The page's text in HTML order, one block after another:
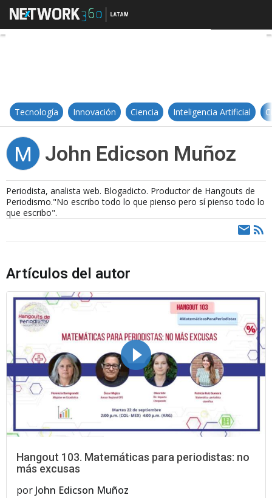
John Edicson Muñoz
Tecnología Innovación Ciencia Inteligencia Artificial
M John Edicson Muñoz
Periodista, analista web. Blogadicto. Productor de Hangouts de
Periodismo."No escribo todo lo que pienso pero sí pienso todo lo
que escribo".
Artículos del autor
Hangout 103. Matemáticas para periodistas: no
más excusas
por John Edicson Muñoz